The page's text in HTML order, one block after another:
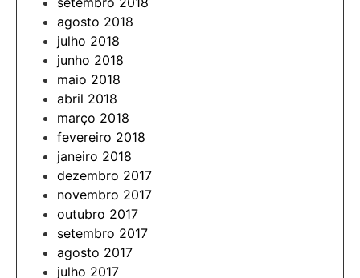
agosto 2018
julho 2018
junho 2018
maio 2018
abril 2018
março 2018
fevereiro 2018
janeiro 2018
dezembro 2017
novembro 2017
outubro 2017
setembro 2017
agosto 2017
julho 2017